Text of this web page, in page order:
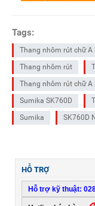
Tags:
Thang nhôm rút chữ A
Thang nhôm rút
Thang nhôm rút chữ A
Sumika SK760D
Sumika
SK760D
HỖ TRỢ
Hỗ trợ kỹ thuật: